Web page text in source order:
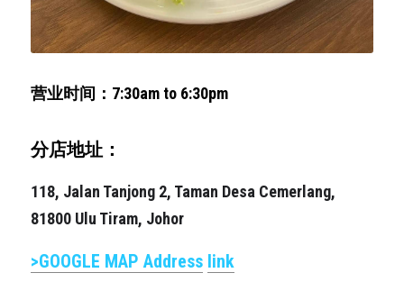
营业时间：7:30am to 6:30pm
分店地址：
118, Jalan Tanjong 2, Taman Desa Cemerlang,
81800 Ulu Tiram, Johor
>GOOGLE MAP Address link